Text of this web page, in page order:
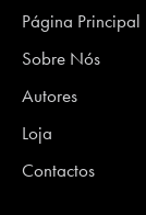
Página Principal
Sobre Nós
Autores
Loja
Contactos